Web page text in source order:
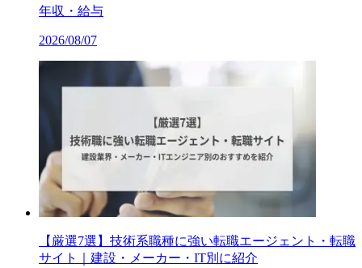
年収・給与
2026/08/07
【厳選7選】技術系職種に強い転職エージェント・転職
サイト｜建設・メーカー・IT別に紹介